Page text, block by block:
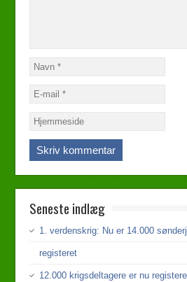
Seneste indlæg
1. verdenskrig: Nu er 14.000
registeret
12.000 krigsdeltagere er nu